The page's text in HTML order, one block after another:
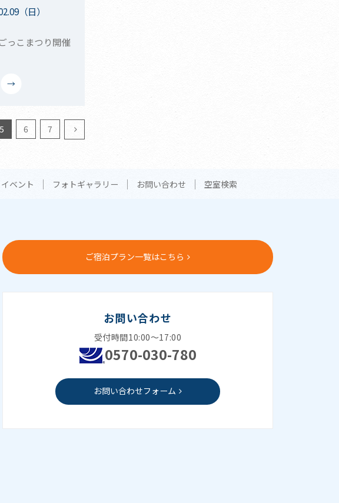
（日）
っこまつり開催
5 6 7
イベント フォトギャラリー お問い合わせ 空室検索
ご宿泊プラン一覧はこちら
お問い合わせ
受付時間10:00～17:00
0570-030-780
お問い合わせフォーム